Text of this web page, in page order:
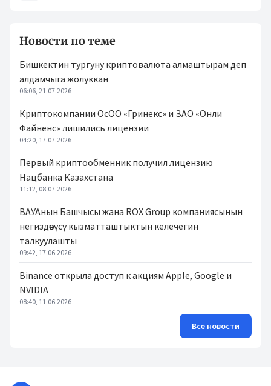
Новости по теме
Бишкектин тургуну криптовалюта алмаштырам деп
алдамчыга жолуккан
06:06, 21.07.2026
Криптокомпании ОсОО «Гринекс» и ЗАО «Онли
Файненс» лишились лицензии
04:20, 17.07.2026
Первый криптообменник получил лицензию
Нацбанка Казахстана
11:12, 08.07.2026
ВАУАнын Башчысы жана ROX Group компаниясынын
негиздөөчүсү кызматташтыктын келечегин
талкуулашты
09:42, 17.06.2026
Binance открыла доступ к акциям Apple, Google и
NVIDIA
08:40, 11.06.2026
Все новости